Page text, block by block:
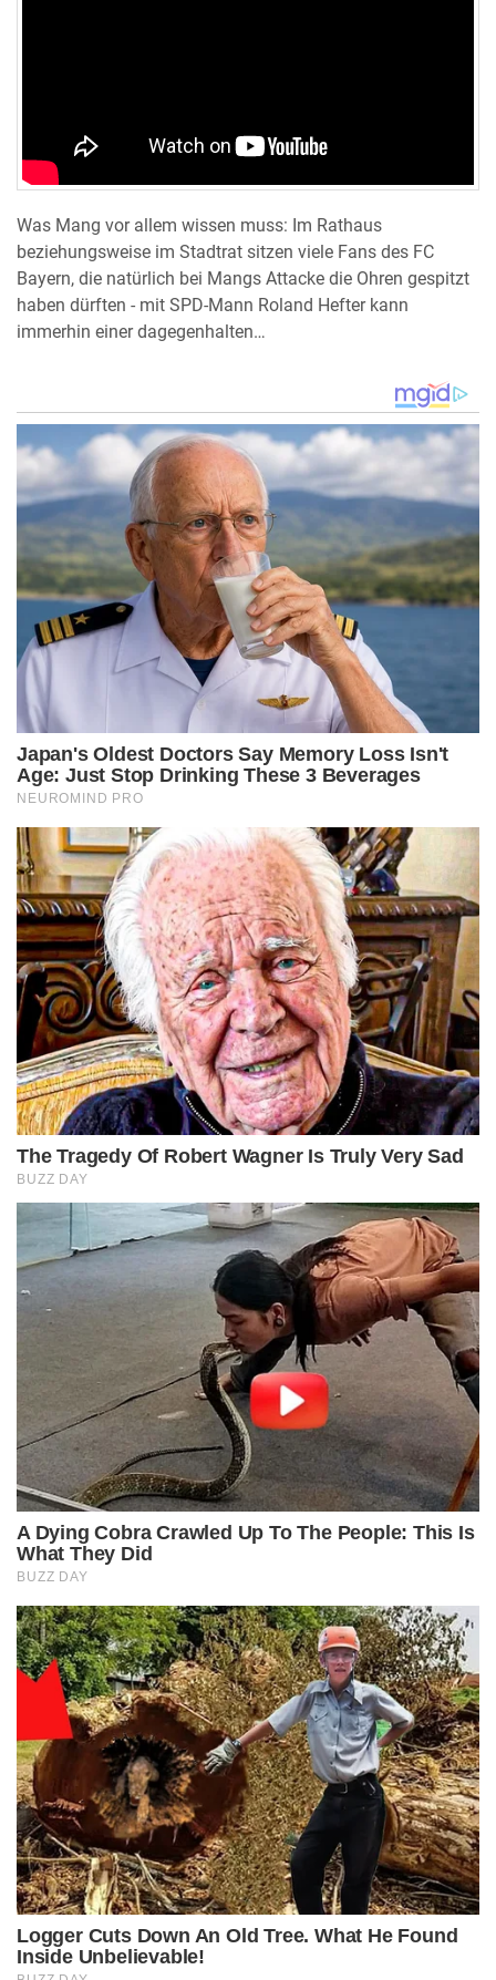
Was Mang vor allem wissen muss: Im Rathaus
beziehungsweise im Stadtrat sitzen viele Fans des FC
Bayern, die natürlich bei Mangs Attacke die Ohren gespitzt
haben dürften - mit SPD-Mann Roland Hefter kann
immerhin einer dagegenhalten…